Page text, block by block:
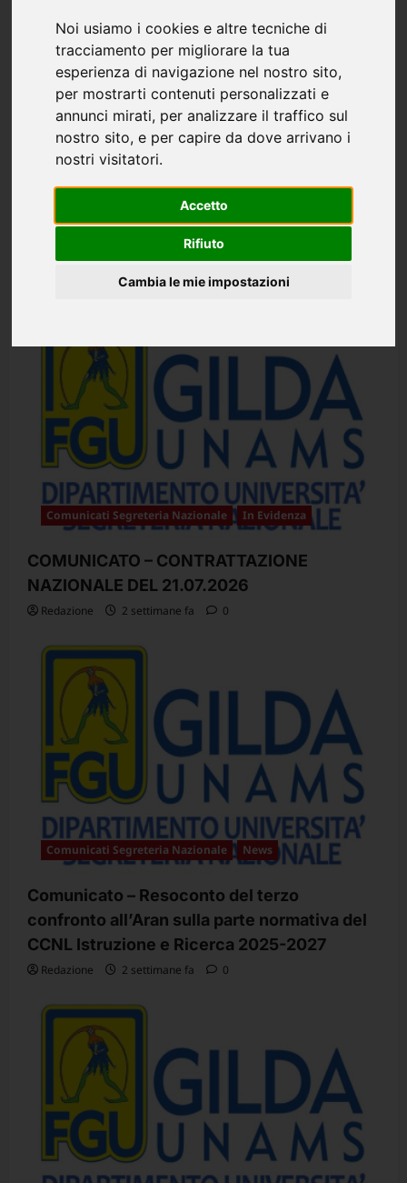
Noi usiamo i cookies e altre tecniche di
tracciamento per migliorare la tua
esperienza di navigazione nel nostro sito,
per mostrarti contenuti personalizzati e
annunci mirati, per analizzare il traffico sul
nostro sito, e per capire da dove arrivano i
nostri visitatori.
Accetto
Rifiuto
Cambia le mie impostazioni
Comunicati News
dell’incontro tenutosi al MUR il 3 agosto
us.”Condivisione nel merito, ma tempi
2 giorni fa 0
Comunicati Segreteria Nazionale In Evidenza
COMUNICATO – CONTRATTAZIONE
NAZIONALE DEL 21.07.2026
Redazione 2 settimane fa 0
Comunicati Segreteria Nazionale News
Comunicato – Resoconto del terzo
confronto all’Aran sulla parte normativa del
CCNL Istruzione e Ricerca 2025-2027
Redazione 2 settimane fa 0